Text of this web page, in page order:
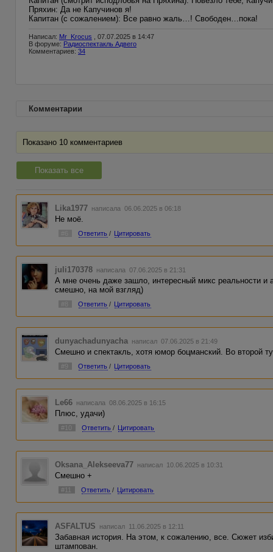
Пряхин: Да не Капучинов я!
Капитан (с сожалением): Все равно жаль…! Свободен…пока!
Написал: Mr_Krocus , 07.07.2025 в 14:47
В форуме: Радиоспектакль Адвего
Комментариев: 34
Комментарии
Показано 10 комментариев
Показать все
Lika1977 написала 06.06.2025 в 06:18
Не моё.
Ответить / Цитировать
juli170378 написала 07.06.2025 в 21:31
А мне очень даже зашло, интересный микс реальности и
смешно, на мой взгляд)
#8 Ответить / Цитировать
dunyachadunyacha написал 07.06.2025 в 21:49
Смешно и спектакль, хотя юмор боцманский. Во второй
#9 Ответить / Цитировать
Le66 написала 08.06.2025 в 16:15
Плюс, удачи)
#10 Ответить / Цитировать
Oksana_Alekseeva77 написал 10.06.2025 в 10:31
Смешно +
#11 Ответить / Цитировать
ASFALTUS написал 11.06.2025 в 12:11
Забавная история. На этом, к сожалению, все. Сюжет
штампован.